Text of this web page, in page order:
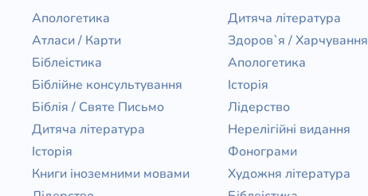
Апологетика
Атласи / Карти
Біблеістика
Біблійне консультування
Біблія / Святе Письмо
Дитяча література
Історія
Книги іноземними мовами
Дитяча література
Здоров`я / Харчування
Апологетика
Історія
Лідерство
Нерелігійні видання
Фонограми
Художня література